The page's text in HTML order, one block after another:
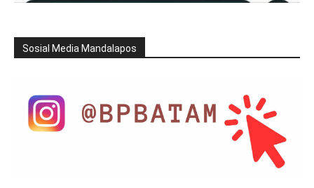
Sosial Media Mandalapos